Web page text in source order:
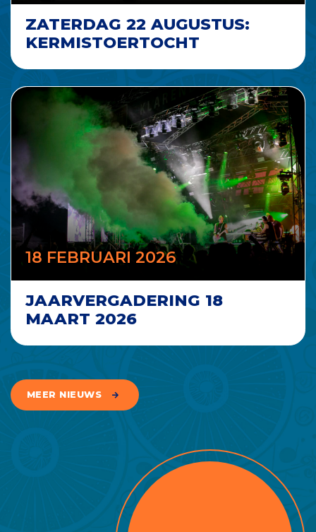
ZATERDAG 22 AUGUSTUS:
KERMISTOERTOCHT
18 FEBRUARI 2026
JAARVERGADERING 18
MAART 2026
MEER NIEUWS